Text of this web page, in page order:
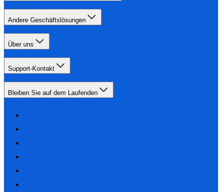
Andere Geschäftslösungen
Über uns
Support-Kontakt
Bleiben Sie auf dem Laufenden